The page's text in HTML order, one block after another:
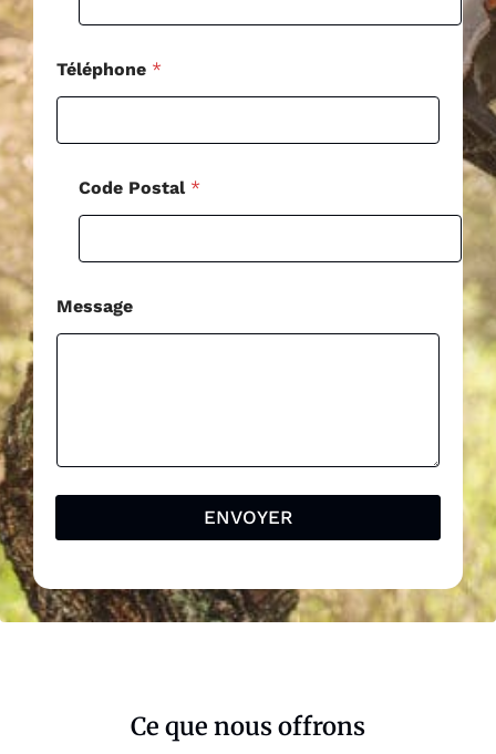
s
a
l
Téléphone *
Code Postal *
Message
ENVOYER
Ce que nous offrons